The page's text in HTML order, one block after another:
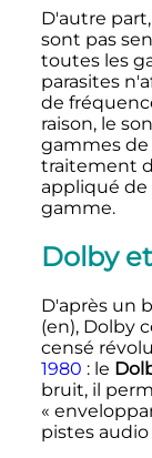
D'autre
sont pas
toutes les
parasites
de
raison, le
gammes de
traitement
appliqué
gamme.
Dolby
D'après un
(en), Dolby
censé
1980 : le
bruit, il
«
pistes